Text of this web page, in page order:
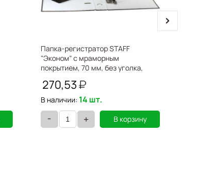
Папка-регистратор STAFF
"Эконом" с мраморным
покрытием, 70 мм, без уголка,
270,53
В наличии: 14 шт.
- + В корзину
next